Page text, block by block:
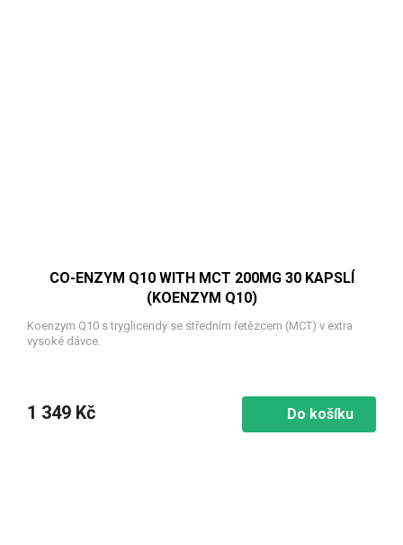
CO-ENZYM Q10 WITH MCT 200MG 30 KAPSLÍ
(KOENZYM Q10)
Koenzym Q10 s trygliceridy se středním řetězcem (MCT) v extra
vysoké dávce.
1 349 Kč Do košíku